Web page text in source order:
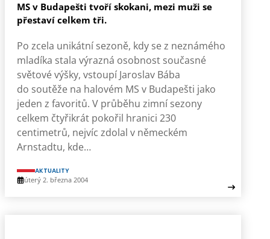
MS v Budapešti tvoří skokani, mezi muži se
přestaví celkem tři.
Po zcela unikátní sezoně, kdy se z neznámého
mladíka stala výrazná osobnost současné
světové výšky, vstoupí Jaroslav Bába
do soutěže na halovém MS v Budapešti jako
jeden z favoritů. V průběhu zimní sezony
celkem čtyřikrát pokořil hranici 230
centimetrů, nejvíc zdolal v německém
Arnstadtu, kde…
AKTUALITY
úterý 2. března 2004